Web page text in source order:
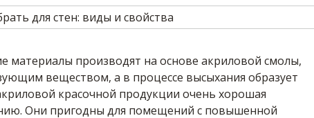
материалы производят на основе акриловой смолы,
веществом, а в процессе высыхания образует
красочной продукции очень хорошая
Они пригодны для помещений с повышенной